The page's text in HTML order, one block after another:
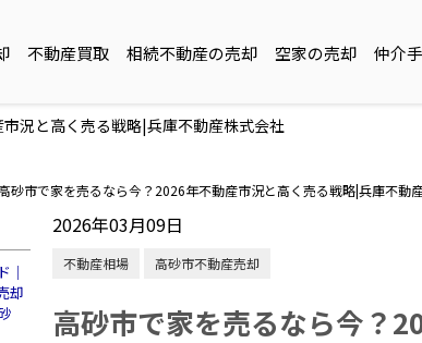
不動産買取 相続不動産の売却 空家の売却 仲介
況と高く売る戦略|兵庫不動産株式会社
砂市で家を売るなら今？2026年不動産市況と高く売る戦略|兵庫不動
｜
却
2026年03月09日
不動産相場 高砂市不動産売却
高砂市で家を売るなら今？